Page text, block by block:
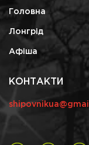
Головна
Лонгрід
Афіша
КОНТАКТИ